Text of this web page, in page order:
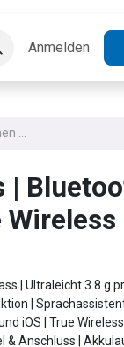
Jobs
Anmelden
|
| Ultraleicht 3.8 g
|
iOS | True
& Anschluss |